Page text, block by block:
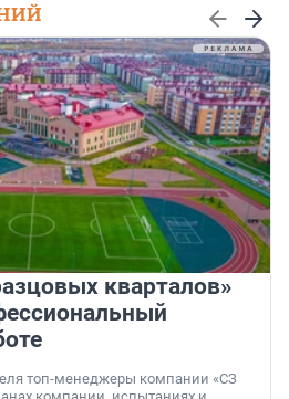
кварталов»
топ-менеджеры компании «СЗ